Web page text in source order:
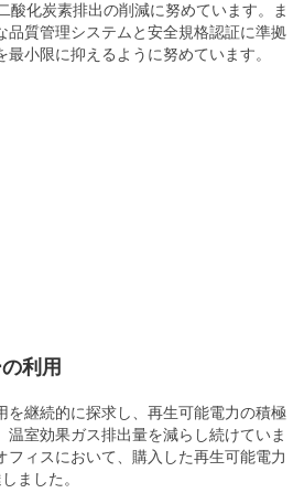
酸化炭素排出の削減に努めています。ま
品質管理システムと安全規格認証に準拠
最小限に抑えるように努めています。
利用
を継続的に探求し、再生可能電力の積極
温室効果ガス排出量を減らし続けていま
フィスにおいて、購入した再生可能電力
ました。